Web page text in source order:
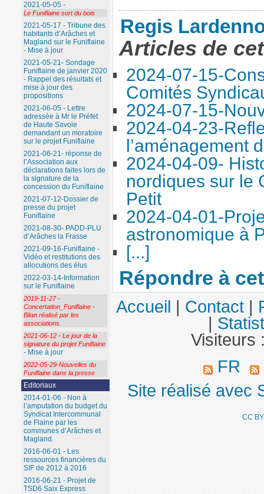
Regis
Articles de
2024-07-15-
Comités
2024-07-15-
2024-04-23-
l’aménagement
2024-04-09-
nordiques sur le
Petit
2024-04-01-
astronomique à
[...]
Répondre à
2021-05-05 -
Le Funiflaine sort du bois
2021-05-17 - Tribune des
habitants d’Arâches et
Magland sur le Funiflaine
- Mise à jour
2021-05-21- Sondage
Funiflaine de janvier 2020
- Rappel des résultats et
mise à jour des
propositions
2021-06-05 - Lettre
adressée à Mr le Préfet
de Haute Savoie
demandant un moratoire
sur le projet Funiflaine
2021-06-21- réponse de
l’Association aux
déclarations faites lors de
la signature de la
concession du Funiflaine
2021-07-12-Dossier de
presse du projet
Funiflaine
2021-08-30- PADD-PLU
d’Arâches la Frasse
2021-09-16-Funiflaine -
Vidéo et restitutions des
allocutions des élus
2022-03-14-Information
sur le Funiflaine
2019-11-27 -
Concertation_Funiflaine -
Bilan réalisé par les
associations.
2021-06-12 - Le jour de la
signature du projet Funiflaine
- Mise à jour
2022-05-29-Nouvelles du
Funiflaine dans la presse
Editoriaux
2014-01-06 - Non à
l’amputation du budget du
Syndicat Intercommunal
de Flaine par les
communes d’Arâches et
Magland.
2016-06-01 - Les
ressources financières du
SIF de 2012 à 2016
2016-06-21 - Projet de
TSD6 Saix Express
Accueil|Contact|
|
Visiteurs
FR
Site réalisé avec
CC